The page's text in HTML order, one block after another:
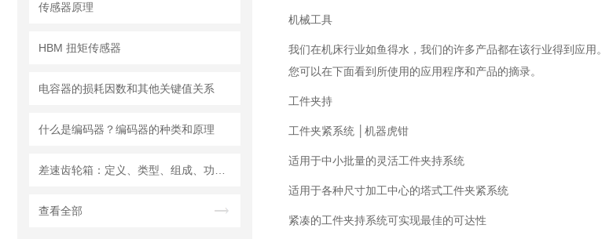
传感器原理
HBM 扭矩传感器
电容器的损耗因数和其他关键值关系
什么是编码器？编码器的种类和原理
查看全部
机械工具
我们在机床行业如鱼得水，我们的许多产品都在该行业得到应用。
您可以在下面看到所使用的应用程序和产品的摘录。
工件夹持
工件夹紧系统 │机器虎钳
适用于中小批量的灵活工件夹持系统
适用于各种尺寸加工中心的塔式工件夹紧系统
紧凑的工件夹持系统可实现最佳的可达性